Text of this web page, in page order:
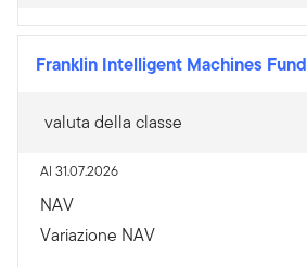
Franklin Intelligent Machines Fund
valuta della classe
Al 31.07.2026
NAV
Variazione NAV